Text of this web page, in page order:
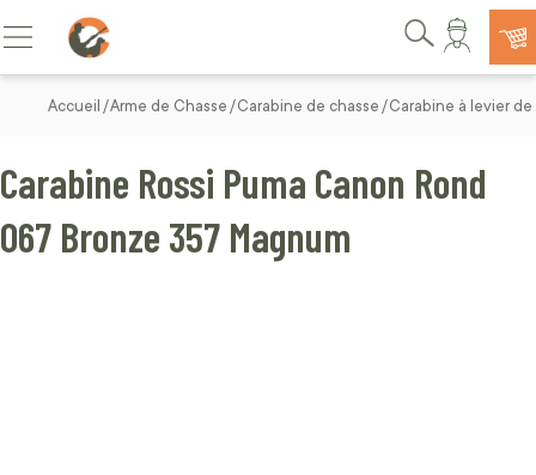
Allez au contenu
Basculer la navigation
Rechercher
Accueil Arme de Chasse Carabine de chasse Carabine à levier de
Carabine Rossi Puma Canon Rond
067 Bronze 357 Magnum